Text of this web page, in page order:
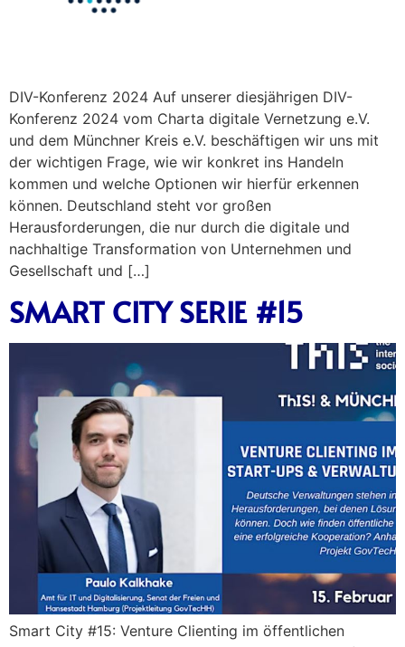
DIV-Konferenz 2024 Auf unserer diesjährigen DIV-
Konferenz 2024 vom Charta digitale Vernetzung e.V.
und dem Münchner Kreis e.V. beschäftigen wir uns mit
der wichtigen Frage, wie wir konkret ins Handeln
kommen und welche Optionen wir hierfür erkennen
können. Deutschland steht vor großen
Herausforderungen, die nur durch die digitale und
nachhaltige Transformation von Unternehmen und
Gesellschaft und […]
SMART CITY SERIE #15
Smart City #15: Venture Clienting im öffentlichen